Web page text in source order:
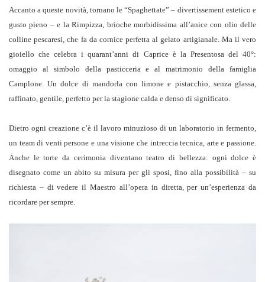
Accanto a queste novità, tornano le “Spaghettate” – divertissement estetico e
gusto pieno – e la Rimpizza, brioche morbidissima all’anice con olio delle
colline pescaresi, che fa da cornice perfetta al gelato artigianale. Ma il vero
gioiello che celebra i quarant’anni di Caprice è la Presentosa del 40°:
omaggio al simbolo della pasticceria e al matrimonio della famiglia
Camplone. Un dolce di mandorla con limone e pistacchio, senza glassa,
raffinato, gentile, perfetto per la stagione calda e denso di significato.
Dietro ogni creazione c’è il lavoro minuzioso di un laboratorio in fermento,
un team di venti persone e una visione che intreccia tecnica, arte e passione.
Anche le torte da cerimonia diventano teatro di bellezza: ogni dolce è
disegnato come un abito su misura per gli sposi, fino alla possibilità – su
richiesta – di vedere il Maestro all’opera in diretta, per un’esperienza da
ricordare per sempre.